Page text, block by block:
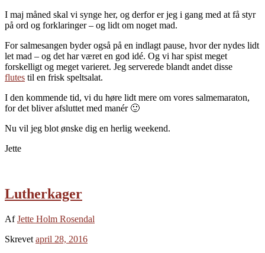
I maj måned skal vi synge her, og derfor er jeg i gang med at få styr
på ord og forklaringer – og lidt om noget mad.
For salmesangen byder også på en indlagt pause, hvor der nydes lidt
let mad – og det har været en god idé. Og vi har spist meget
forskelligt og meget varieret. Jeg serverede blandt andet disse
flutes til en frisk speltsalat.
I den kommende tid, vi du høre lidt mere om vores salmemaraton,
for det bliver afsluttet med manér 🙂
Nu vil jeg blot ønske dig en herlig weekend.
Jette
Lutherkager
AfJette Holm Rosendal
Skrevet april 28, 2016